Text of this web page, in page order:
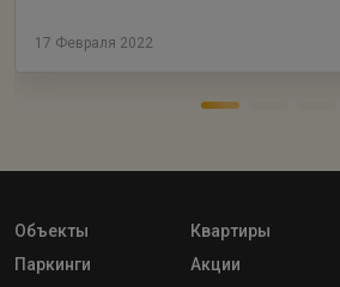
17 Февраля 2022
Объекты Квартиры
Паркинги
Акции